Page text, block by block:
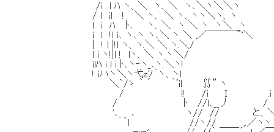
/i l ﾊ ヽ、＼ ヽ、＼ ヽ､＼ヽ＼＼ヽ
/ l il ! ＼ ヽ、 ＼ ヽ、ヽヽ＼ヽ、ヽ
l i ﾊ ﾄ､ ヽ、＼ ヽ ＼ ヽ ヽ＼ ヽ
i l !l i､ ヽ､ヽ ヽ､＼ ヽ ＼ ,／￣￣￣”'＼
| ! l |!l ヽ、ヽ.＼ ＼ ヽ.＼/
l i ヽ!|l ! lヽ、＼ ヽ丶＼/
ilﾊ i l i ﾄ､ヽ‐ヽ_､ヽ.＼ヽ!
! iハヽ＼ヽ弋zｿ｀ヽ、ヽl
＼`/ゝ ｀ ´ ｀ﾞil ∬” ヽ
/ l! /i I .i
/ ﾄ //l､__丿 /
'､_ ､ ヽ// // と、
｀l //ヽ// ,.／ヽヽ